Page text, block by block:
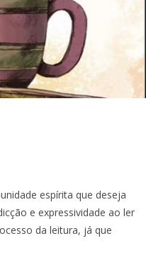
espírita que deseja
e expressividade ao ler
da leitura, já que